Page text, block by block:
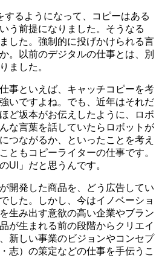
するようになって、コピーはある
う前提になりました。そうなる
した。強制的に投げかけられる言
。以前のデジタルの仕事とは、別
ました。
事といえば、キャッチコピーを考
いですよね。でも、近年はそれだ
ど坂本がお伝えしたように、ロボ
な言葉を話していたらロボットが
つながるか、といったことを考え
ともコピーライターの仕事です。
UI」だと思うんです。
開発した商品を、どう広告してい
した。しかし、今はイノベーショ
生み出す意欲の高い企業やブラン
が生まれる前の段階からクリエイ
新しい事業のビジョンやコンセプ
志）の策定などの仕事を手伝うこ